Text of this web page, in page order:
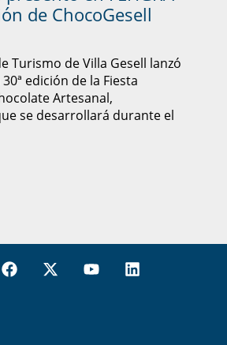
de ChocoGesell
Turismo de Villa Gesell lanzó
edición de la Fiesta
Artesanal,
se desarrollará durante el